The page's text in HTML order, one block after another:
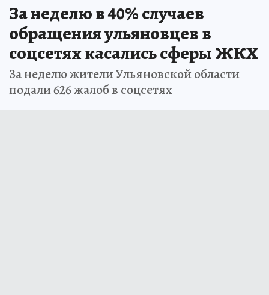
За неделю в 40% случаев
обращения ульяновцев в
соцсетях касались сферы ЖКХ
За неделю жители Ульяновской области
подали 626 жалоб в соцсетях